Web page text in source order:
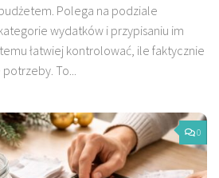
Polega na podziale
wydatków i przypisaniu im
łatwiej kontrolować, ile faktycznie
To...
0